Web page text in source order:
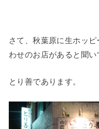
さて、秋葉原に生ホッ
わせのお店があると聞い
とり善であります。